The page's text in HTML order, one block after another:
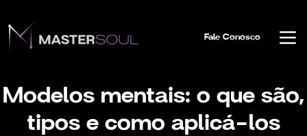
Fale Conosco
Modelos mentais: o que são,
tipos e como aplicá-los